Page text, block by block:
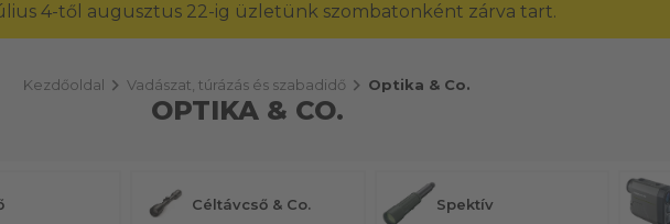
4-től augusztus 22-ig üzletünk szombatonként zárva tart.
Kezdőoldal chevron_right Vadászat, túrázás és szabadidő chevron_right Optika & Co.
OPTIKA & CO.
Céltávcső & Co. Spektív